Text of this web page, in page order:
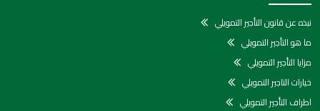
نبذه عن قانون التأجير التمويلي
ما هو التأجير التمويلي
مزايا التأجير التمويلي
خيارات التاجير التمويلي
اطراف التأجير التمويلي